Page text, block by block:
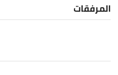
المرفقات